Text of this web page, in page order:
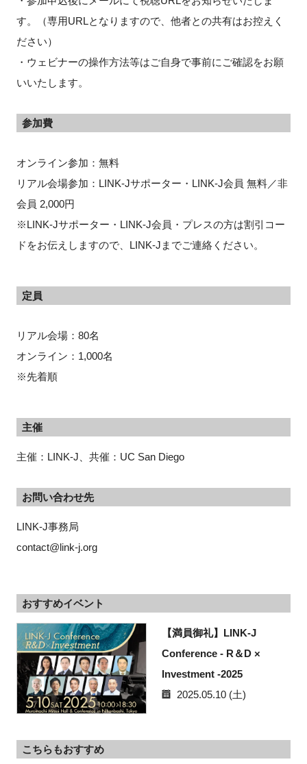
す。（専用URLとなりますので、他者との共有はお控えく
ださい）
・ウェビナーの操作方法等はご自身で事前にご確認をお願
いいたします。
参加費
オンライン参加：無料
リアル会場参加：LINK-Jサポーター・LINK-J会員 無料／非
会員 2,000円
※LINK-Jサポーター・LINK-J会員・プレスの方は割引コー
ドをお伝えしますので、LINK-Jまでご連絡ください。
定員
リアル会場：80名
オンライン：1,000名
※先着順
主催
主催：LINK-J、共催：UC San Diego
お問い合わせ先
LINK-J事務局
contact@link-j.org
おすすめイベント
【満員御礼】LINK-J
Conference - R＆D ×
Investment -2025
2025.05.10 (土)
こちらもおすすめ